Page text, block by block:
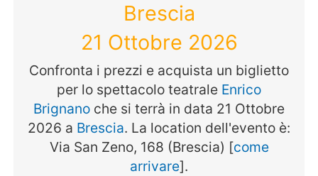
Brescia
21 Ottobre 2026
Confronta i prezzi e acquista un biglietto
per lo spettacolo teatrale Enrico
Brignano che si terrà in data 21 Ottobre
2026 a Brescia. La location dell'evento è:
Via San Zeno, 168 (Brescia) [come
arrivare].